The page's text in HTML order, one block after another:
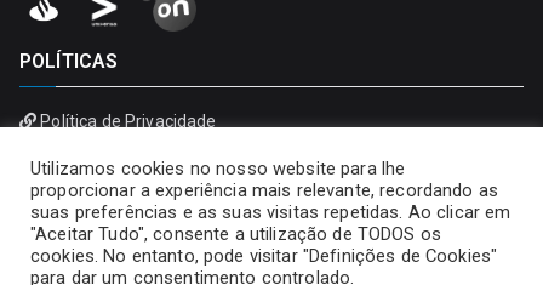
POLÍTICAS
Política de Privacidade
Utilizamos cookies no nosso website para lhe
proporcionar a experiência mais relevante, recordando as
suas preferências e as suas visitas repetidas. Ao clicar em
"Aceitar Tudo", consente a utilização de TODOS os
cookies. No entanto, pode visitar "Definições de Cookies"
para dar um consentimento controlado.